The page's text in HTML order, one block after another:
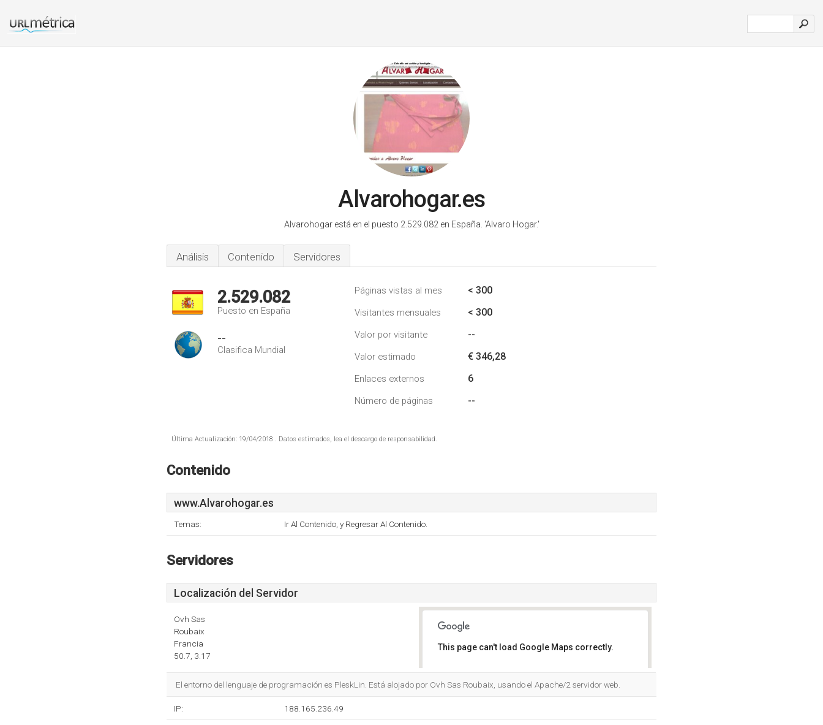
Alvarohogar.es
Alvarohogar está en el puesto 2.529.082 en España. 'Alvaro Hogar.'
Análisis Contenido Servidores
2.529.082
Puesto en España
--
Clasifica Mundial
Páginas vistas al mes < 300
Visitantes mensuales < 300
Valor por visitante --
Valor estimado € 346,28
Enlaces externos 6
Número de páginas --
Última Actualización: 19/04/2018 . Datos estimados, lea el descargo de responsabilidad.
Contenido
www.Alvarohogar.es
Temas: Ir Al Contenido, y Regresar Al Contenido.
Servidores
Localización del Servidor
Ovh Sas
Roubaix
Francia
50.7, 3.17
This page can't load Google Maps correctly.
El entorno del lenguaje de programación es PleskLin. Está alojado por Ovh Sas Roubaix, usando el Apache/2 servidor web.
IP: 188.165.236.49